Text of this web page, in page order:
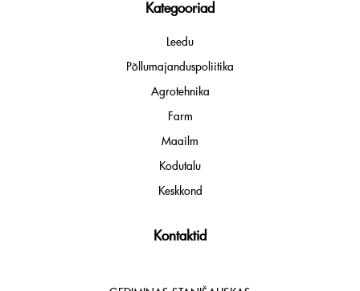
Kategooriad
Leedu
Põllumajanduspoliitika
Agrotehnika
Farm
Maailm
Kodutalu
Keskkond
Kontaktid